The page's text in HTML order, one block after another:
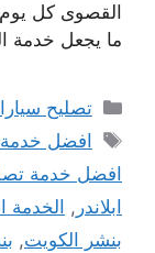
القصوى كل
ما يجعل خدمة
التصنيفات
تصليح
الوسوم
افضل خدمة
افضل خدمة
ابلاندر , الخدمة
بنشر الكويت,